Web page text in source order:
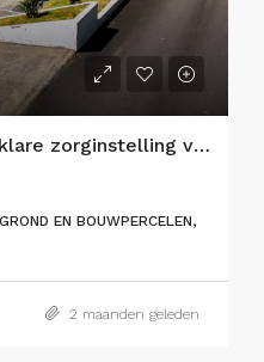
Uitzonderlijke kant-en-klare zorginstelling voor senioren & eersteklas vastgoedbelegging
EN BOUWPERCELEN,
2 maanden geleden